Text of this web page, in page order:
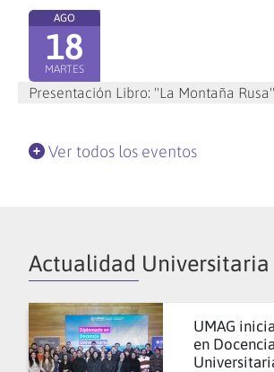
AGO
18
MARTES
Presentación Libro: "La Montaña Rusa"
Ver todos los eventos
Actualidad Universitaria
UMAG
en Docencia